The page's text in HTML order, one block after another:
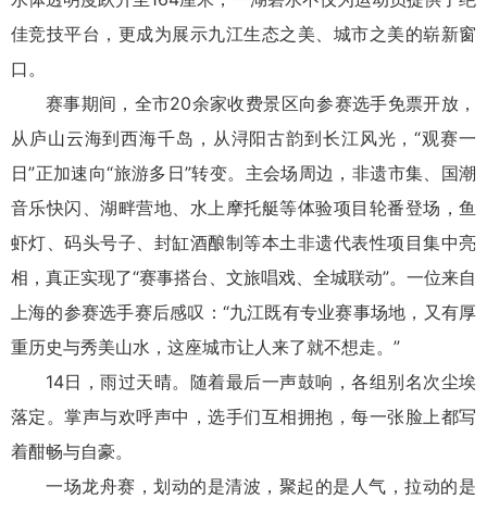
佳竞技平台，更成为展示九江生态之美、城市之美的崭新窗
口。
赛事期间，全市20余家收费景区向参赛选手免票开放，
从庐山云海到西海千岛，从浔阳古韵到长江风光，“观赛一
日”正加速向“旅游多日”转变。主会场周边，非遗市集、国潮
音乐快闪、湖畔营地、水上摩托艇等体验项目轮番登场，鱼
虾灯、码头号子、封缸酒酿制等本土非遗代表性项目集中亮
相，真正实现了“赛事搭台、文旅唱戏、全城联动”。一位来自
上海的参赛选手赛后感叹：“九江既有专业赛事场地，又有厚
重历史与秀美山水，这座城市让人来了就不想走。”
14日，雨过天晴。随着最后一声鼓响，各组别名次尘埃
落定。掌声与欢呼声中，选手们互相拥抱，每一张脸上都写
着酣畅与自豪。
一场龙舟赛，划动的是清波，聚起的是人气，拉动的是